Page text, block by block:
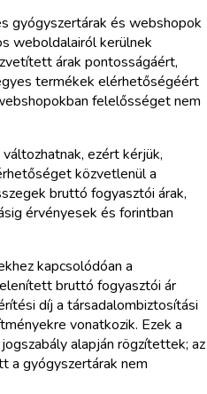
gyógyszertárak és webshopok
weboldalairól kerülnek
árak pontosságáért,
termékek elérhetőségéért
felelősséget nem
ezért kérjük,
közvetlenül a
bruttó fogyasztói árak,
érvényesek és forintban
kapcsolódóan a
bruttó fogyasztói ár
díj a társadalombiztosítási
vonatkozik. Ezek a
alapján rögzítettek; az
a gyógyszertárak nem